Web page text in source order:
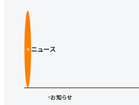
ニュース
お知らせ